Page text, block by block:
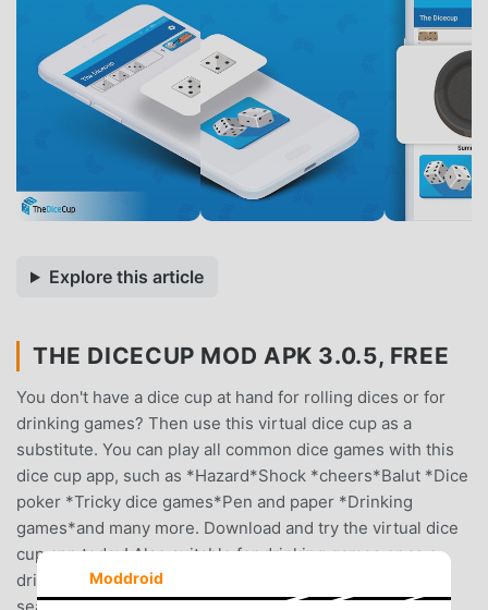
Explore this article
THE DICECUP MOD APK 3.0.5, FREE
You don't have a dice cup at hand for rolling dices or for
drinking games? Then use this virtual dice cup as a
substitute. You can play all common dice games with this
dice cup app, such as *Hazard*Shock *cheers*Balut *Dice
poker *Tricky dice games*Pen and paper *Drinking
games*and many more. Download and try the virtual dice
cup app today! Also suitable for drinking games or as a
drinking game for two.Save yourself the hassle of
Moddroid